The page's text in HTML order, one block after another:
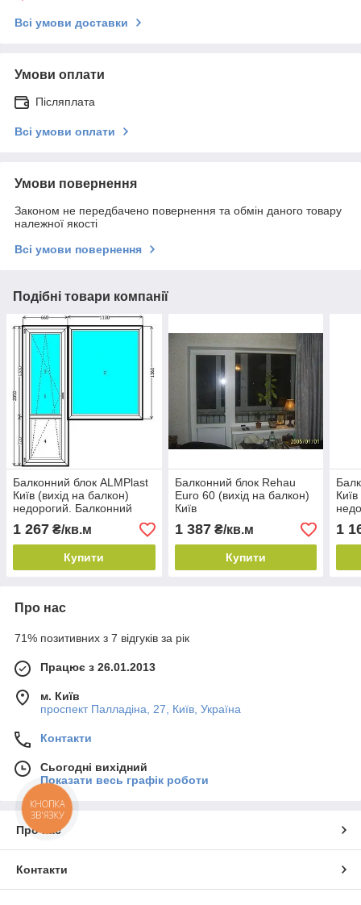
Всі умови доставки
Умови оплати
Післяплата
Всі умови оплати
Умови повернення
Законом не передбачено повернення та обмін даного товару
належної якості
Всі умови повернення
Подібні товари компанії
Балконний блок ALMPlast
Київ (вихід на балкон)
недорогий. Балконний
блок Київ. Ціни на вікна
Київ
1 267 ₴/кв.м
Купити
Балконний блок Rehau
Euro 60 (вихід на балкон)
Київ
1 387₴/кв.м
Купити
1
Про нас
71% позитивних з 7 відгуків за рік
Працює з 26.01.2013
м. Київ
проспект Палладіна, 27, Київ, Україна
Контакти
Сьогодні вихідний
Показати весь графік роботи
Про нас
Контакти
КНОПКА
ЗВ'ЯЗКУ